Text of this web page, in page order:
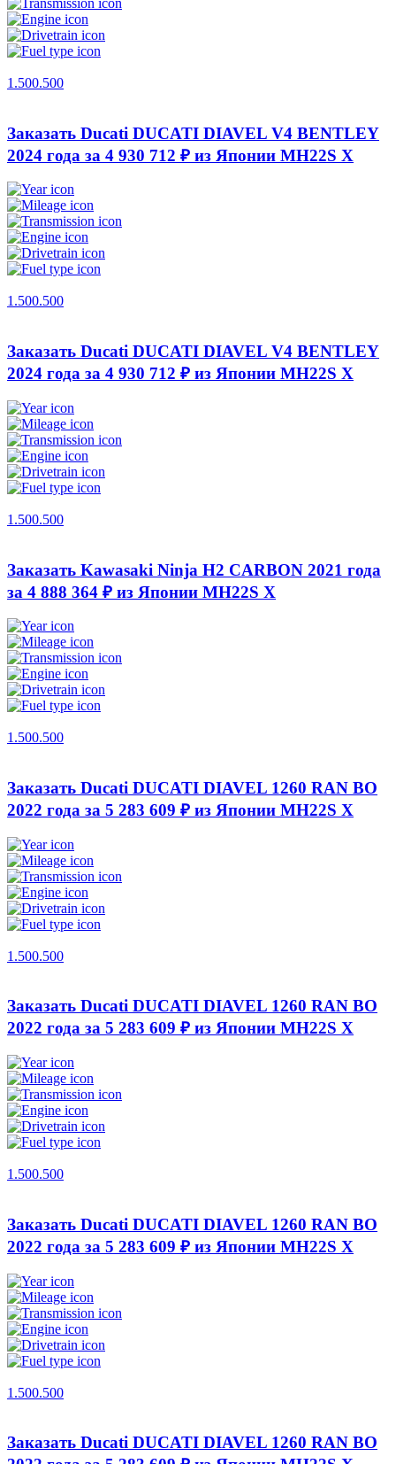
1.500.500
Заказать Ducati DUCATI DIAVEL V4 BENTLEY
2024 года за 4 930 712 ₽ из Японии MH22S X
1.500.500
Заказать Ducati DUCATI DIAVEL V4 BENTLEY
2024 года за 4 930 712 ₽ из Японии MH22S X
1.500.500
Заказать Kawasaki Ninja H2 CARBON 2021 года
за 4 888 364 ₽ из Японии MH22S X
1.500.500
Заказать Ducati DUCATI DIAVEL 1260 RAN BO
2022 года за 5 283 609 ₽ из Японии MH22S X
1.500.500
Заказать Ducati DUCATI DIAVEL 1260 RAN BO
2022 года за 5 283 609 ₽ из Японии MH22S X
1.500.500
Заказать Ducati DUCATI DIAVEL 1260 RAN BO
2022 года за 5 283 609 ₽ из Японии MH22S X
1.500.500
Заказать Ducati DUCATI DIAVEL 1260 RAN BO